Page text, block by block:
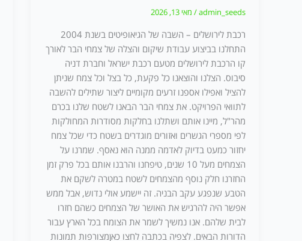
admin_seeds
/ מאי 13, 2026
רכבת לירושלים – השבה של הגיאופיטים בשנת 2004
התחלנו בביצוע עבודת שיקום והצלה של צמחי הבר לאורך
קו הרכבת לירושלים מטעם רכבת ישראל וחברת דניה
סיבוס. הצלנו והוצאנו כל פקעת, כל בצל וכל צמח שניתן
להציל ואפילו אספנו זרעים מקומיים ליצור שתילים להשבה
לתוואי הפרויקט. את צמחי הבר הבאנו לשטח שלנו בכרם
מהר"ל, מיינו אותם ושתלנו בחלקות מסודרות המחולקות
לפי מספרי הגשרים ואזורים מוגדרים בשטח כדי שכל צמח
יחזור כמעט בדיוק לאדמה ממנה הוא נאסף. שמרנו על
הצמחים מעל 10 שנים, טיפחנו והרבנו אותם בכל פרק זמן
החזרנו חלק נוסף מהצמחים לשטח במטרה לשקם את
הטבע שנפגע עקב הבניה. זה יישמע אולי נדוש, אבל ממש
אפשר היה להרגיש את האושר של הצמחים כשהם חזרו
לבית שלהם. אנו נמשיך לשמר את הצומח בכל הארץ עבור
הדורות הבאים. לצפיה בכתבה לחצו כאןמצורפות תמונות